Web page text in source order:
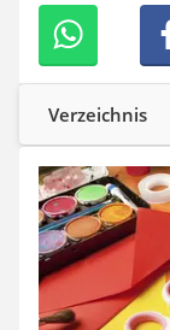
Trinkflasche
Thermokanne
Elektrische
Waschsauger
Geflügelschere
Ferngesteuertes
Subwoofer
Beheizbare
Verzeichnis